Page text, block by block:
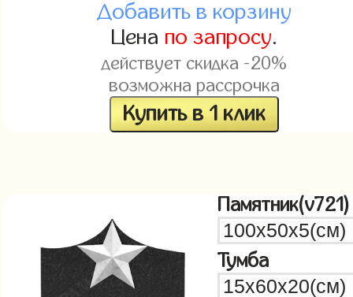
Добавить в корзину
Цена по запросу.
действует скидка -20%
возможна рассрочка
Купить в 1 клик
Памятник(v721)
Тумба